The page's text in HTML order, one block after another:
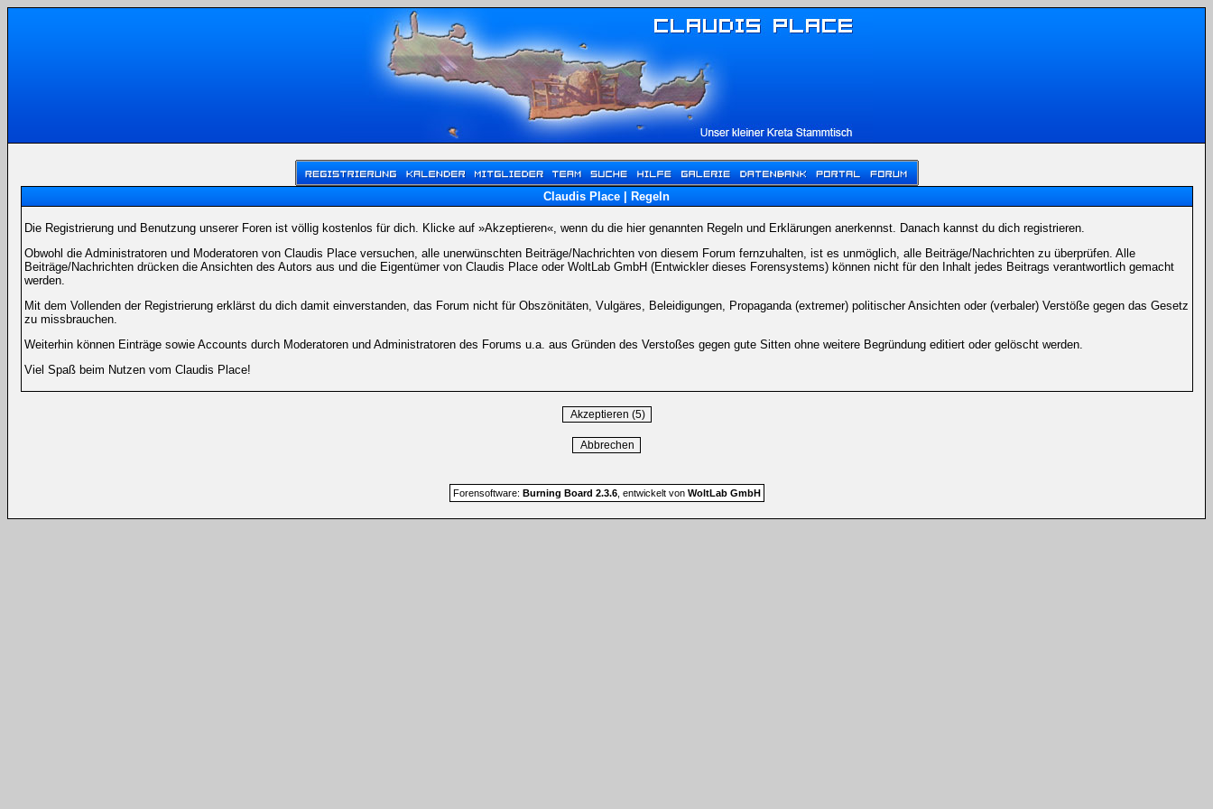
Claudis Place | Regeln
Die Registrierung und Benutzung unserer Foren ist völlig kostenlos für dich. Klicke auf »Akzeptieren«, wenn du die hier genannten Regeln und Erklärungen anerkennst. Danach kannst du dich registrieren.
Obwohl die Administratoren und Moderatoren von Claudis Place versuchen, alle unerwünschten Beiträge/Nachrichten von diesem Forum fernzuhalten, ist es unmöglich, alle Beiträge/Nachrichten zu überprüfen. Alle
Beiträge/Nachrichten drücken die Ansichten des Autors aus und die Eigentümer von Claudis Place oder WoltLab GmbH (Entwickler dieses Forensystems) können nicht für den Inhalt jedes Beitrags verantwortlich gemacht
werden.
Mit dem Vollenden der Registrierung erklärst du dich damit einverstanden, das Forum nicht für Obszönitäten, Vulgäres, Beleidigungen, Propaganda (extremer) politischer Ansichten oder (verbaler) Verstöße gegen das Gesetz
zu missbrauchen.
Weiterhin können Einträge sowie Accounts durch Moderatoren und Administratoren des Forums u.a. aus Gründen des Verstoßes gegen gute Sitten ohne weitere Begründung editiert oder gelöscht werden.
Viel Spaß beim Nutzen vom Claudis Place!
Forensoftware: Burning Board 2.3.6, entwickelt von WoltLab GmbH